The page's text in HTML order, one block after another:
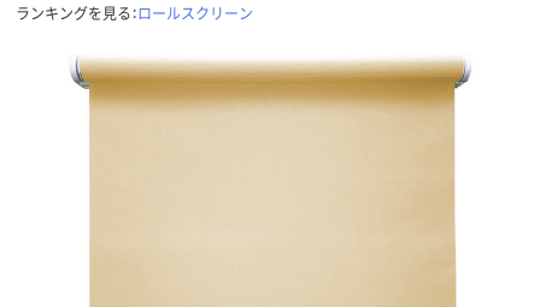
ランキングを見る：ロールスクリーン